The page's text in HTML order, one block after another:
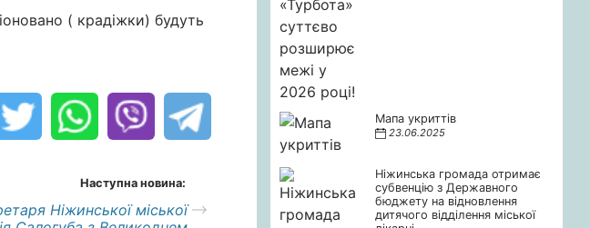
( крадіжки) будуть
Наступна новина:
Ніжинської міської
Мапа укриттів
23.06.2025
Ніжинська громада отримає
субвенцію з Державного
бюджету на відновлення
дитячого відділення міської